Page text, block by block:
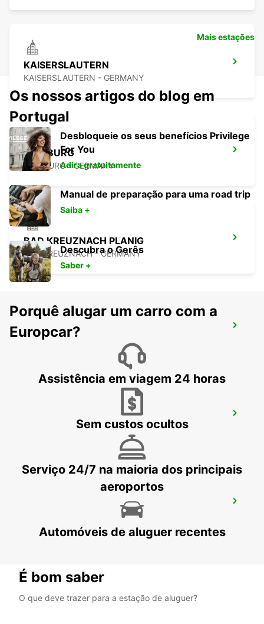
KAISERSLAUTERN
KAISERSLAUTERN - GERMANY
HOMBURG
HOMBURG - GERMANY
BAD KREUZNACH PLANIG
BAD KREUZNACH - GERMANY
TRIER
TRIER - GERMANY
SAARBRÜCKEN AEROPORTO
SAARBRUECKEN - GERMANY
SAARBRÜCKEN CIDADE
SAARBRUECKEN - GERMANY
Mais estações
Os nossos artigos do blog em
Portugal
Desbloqueie os seus benefícios Privilege
For You
Adira gratuitamente
Manual de preparação para uma road trip
Saiba +
Descubra o Gerês
Saber +
Porquê alugar um carro com a
Europcar?
Assistência em viagem 24 horas
Sem custos ocultos
Serviço 24/7 na maioria dos principais
aeroportos
Automóveis de aluguer recentes
É bom saber
O que deve trazer para a estação de aluguer?